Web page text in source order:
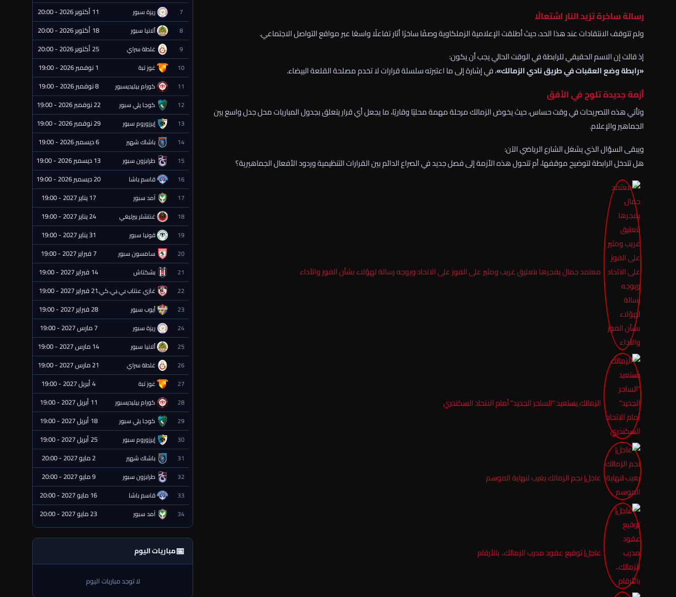
رسالة ساخرة تزيد النار اشتعالًا
ولم تتوقف الانتقادات عند هذا الحد، حيث أطلقت الإعلامية الزملكاوية وصفًا ساخرًا أثار تفاعلًا واسعًا عبر مواقع التواصل الاجتماعي.
إذ قالت إن الاسم الحقيقي للرابطة في الوقت الحالي يجب أن يكون:
«رابطة وضع العقبات في طريق نادي الزمالك»، في إشارة إلى ما اعتبرته سلسلة قرارات لا تخدم مصلحة القلعة البيضاء.
أزمة جديدة تلوح في الأفق
وتأتي هذه التصريحات في وقت حساس، حيث يخوض الزمالك مرحلة مهمة محليًا وقاريًا، ما يجعل أي قرار يتعلق بجدول المباريات محل جدل واسع بين
الجماهير والإعلام.
ويبقى السؤال الذي يشغل الشارع الرياضي الآن:
هل تتدخل الرابطة لتوضيح موقفها، أم تتحول هذه الأزمة إلى فصل جديد في الصراع الدائم بين القرارات التنظيمية وردود الأفعال الجماهيرية؟
معتمد جمال يفجرها بتعليق غريب ومثير على الفوز على الاتحاد ويوجه رسالة لهؤلاء بشأن الفوز والأداء
الزمالك يستعيد “الساحر الجديد” أمام الاتحاد السكندري
عاجل| نجم الزمالك يغيب لنهاية الموسم
عاجل| توقيع عقود مدرب الزمالك.. بالأرقام
7 ريزة سبور 11 أكتوبر 2026 - 20:00
8 ألانيا سبور 18 أكتوبر 2026 - 20:00
9 غلطة سراي 25 أكتوبر 2026 - 20:00
10 غوز تبة 1 نوفمبر 2026 - 19:00
11 كورام بيليديسبور 8 نوفمبر 2026 - 19:00
12 كوجا يلي سبور 22 نوفمبر 2026 - 19:00
13 إيرزوروم سبور 29 نوفمبر 2026 - 19:00
14 باشاك شهير 6 ديسمبر 2026 - 19:00
15 طرابزون سبور 13 ديسمبر 2026 - 19:00
16 قاسم باشا 20 ديسمبر 2026 - 19:00
17 آمد سبور 17 يناير 2027 - 19:00
18 غنتشلر بيرليغي 24 يناير 2027 - 19:00
19 قونيا سبور 31 يناير 2027 - 19:00
20 سامسون سبور 7 فبراير 2027 - 19:00
21 بشكتاش 14 فبراير 2027 - 19:00
22 غازي عنتاب بي.بي.كي.21 فبراير 2027 - 19:00
23 أيوب سبور 28 فبراير 2027 - 19:00
24 ريزة سبور 7 مارس 2027 - 19:00
25 ألانيا سبور 14 مارس 2027 - 19:00
26 غلطة سراي 21 مارس 2027 - 19:00
27 غوز تبة 4 أبريل 2027 - 19:00
28 كورام بيليديسبور 11 أبريل 2027 - 19:00
29 كوجا يلي سبور 18 أبريل 2027 - 19:00
30 إيرزوروم سبور 25 أبريل 2027 - 19:00
31 باشاك شهير 2 مايو 2027 - 20:00
32 طرابزون سبور 9 مايو 2027 - 20:00
33 قاسم باشا 16 مايو 2027 - 20:00
34 آمد سبور 23 مايو 2027 - 20:00
📅مباريات اليوم
لا توجد مباريات اليوم